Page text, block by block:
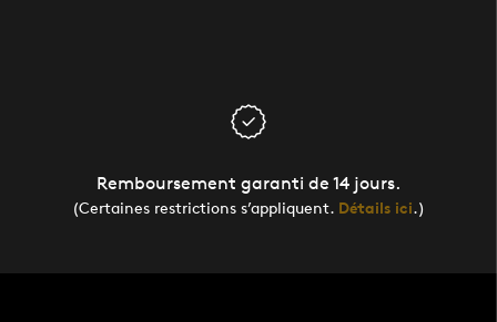
Remboursement garanti de 14 jours.
(Certaines restrictions s’appliquent. Détails ici.)